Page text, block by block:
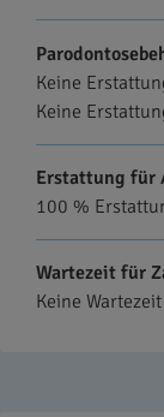
Keine
Keine
Erstattung für
100 %
Wartezeit für
Keine Wartezeit